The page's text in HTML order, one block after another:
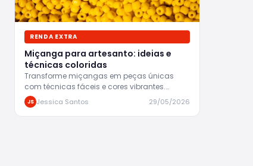
RENDA EXTRA
Miçanga para artesanto: ideias e
técnicas coloridas
Transforme miçangas em peças únicas
com técnicas fáceis e cores vibrantes.
Aprenda passo a passo e solte a…
JS Jessica Santos 29/05/2026